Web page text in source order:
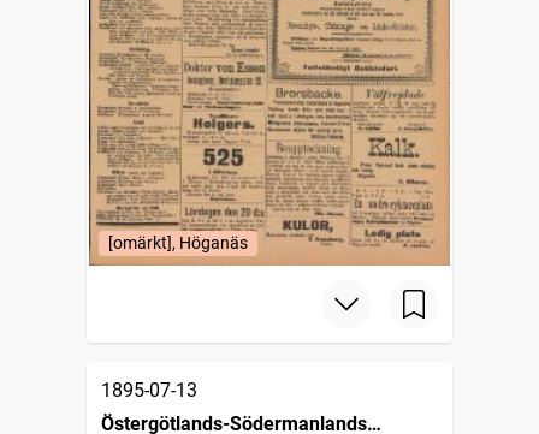
[omärkt], Höganäs
1895-07-13
Östergötlands-Södermanlands